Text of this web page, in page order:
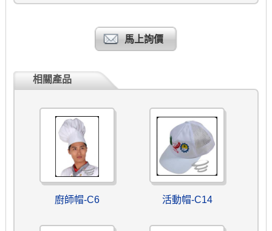
馬上詢價
相關產品
廚師帽-C6 活動帽-C14